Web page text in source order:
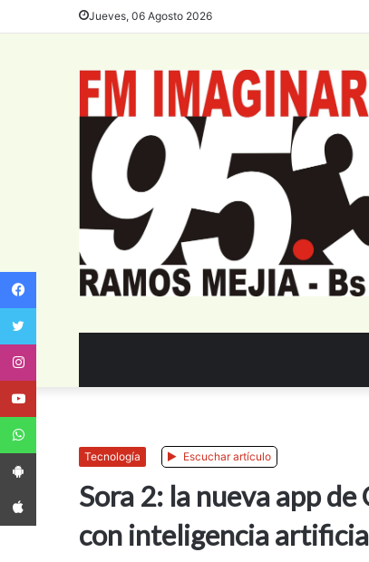
Jueves, 06 Agosto 2026
Tecnología Escuchar artículo
Sora 2: la nueva app
con inteligencia
Facebook
App Android